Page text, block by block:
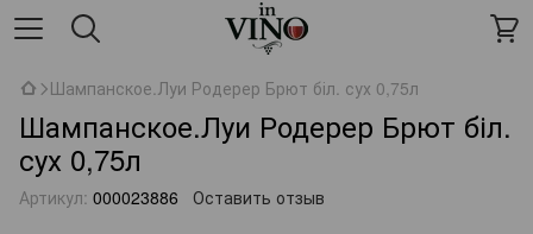
Шампанское.Луи Родерер Брют біл. сух 0,75л
Шампанское.Луи Родерер Брют біл.
сух 0,75л
Артикул: 000023886 Оставить отзыв